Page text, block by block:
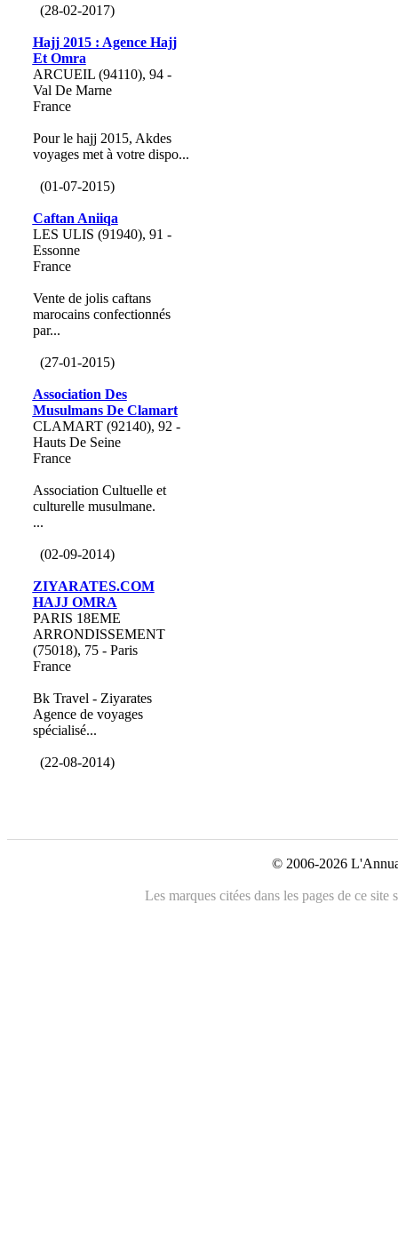
(28-02-2017)
Hajj 2015 : Agence Hajj
Et Omra
ARCUEIL (94110), 94 -
Val De Marne
France
Pour le hajj 2015, Akdes
voyages met à votre dispo...
(01-07-2015)
Caftan Aniiqa
LES ULIS (91940), 91 -
Essonne
France
Vente de jolis caftans
marocains confectionnés
par...
(27-01-2015)
Association Des
Musulmans De Clamart
CLAMART (92140), 92 -
Hauts De Seine
France
Association Cultuelle et
culturelle musulmane.
...
(02-09-2014)
ZIYARATES.COM
HAJJ OMRA
PARIS 18EME
ARRONDISSEMENT
(75018), 75 - Paris
France
Bk Travel - Ziyarates
Agence de voyages
spécialisé...
(22-08-2014)
© 2006-2026
Les marques citées dans les pages de ce